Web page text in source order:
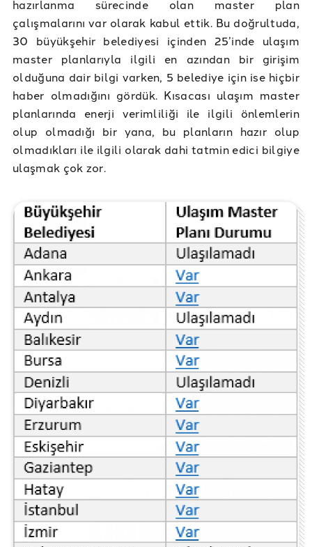
hazırlanma sürecinde olan master plan
çalışmalarını var olarak kabul ettik. Bu doğrultuda,
30 büyükşehir belediyesi içinden 25’inde ulaşım
master planlarıyla ilgili en azından bir girişim
olduğuna dair bilgi varken, 5 belediye için ise hiçbir
haber olmadığını gördük. Kısacası ulaşım master
planlarında enerji verimliliği ile ilgili önlemlerin
olup olmadığı bir yana, bu planların hazır olup
olmadıkları ile ilgili olarak dahi tatmin edici bilgiye
ulaşmak çok zor.